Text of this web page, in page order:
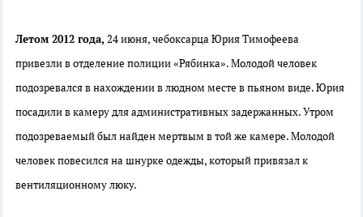
Летом 2012 года, 24 июня, чебоксарца Юрия Тимофеева
привезли в отделение полиции «Рябинка». Молодой человек
подозревался в нахождении в людном месте в пьяном виде. Юрия
посадили в камеру для административных задержанных. Утром
подозреваемый был найден мертвым в той же камере. Молодой
человек повесился на шнурке одежды, который привязал к
вентиляционному люку.